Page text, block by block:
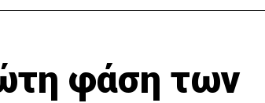
φάση των